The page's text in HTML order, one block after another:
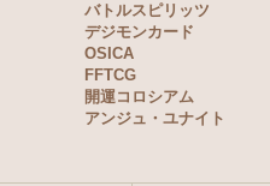
バトルスピリッツ
デジモンカード
OSICA
FFTCG
開運コロシアム
アンジュ・ユナイト